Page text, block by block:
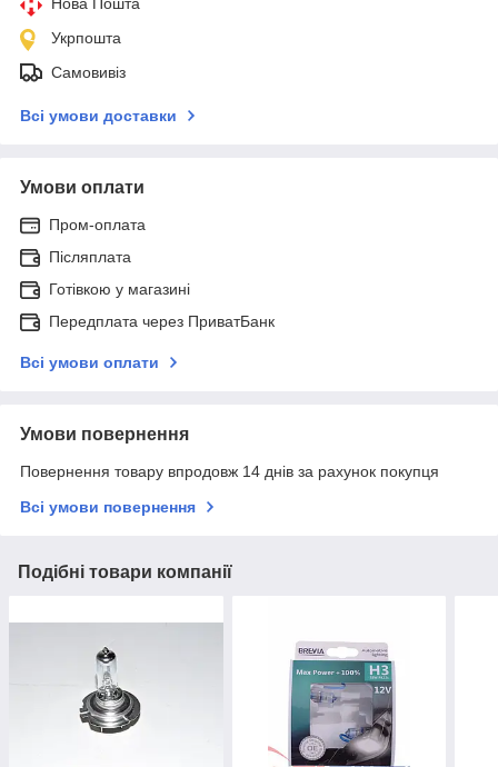
Укрпошта
Самовивіз
Всі умови доставки
Умови оплати
Пром-оплата
Післяплата
Готівкою у магазині
Передплата через ПриватБанк
Всі умови оплати
Умови повернення
Повернення товару впродовж 14 днів за рахунок покупця
Всі умови повернення
Подібні товари компанії